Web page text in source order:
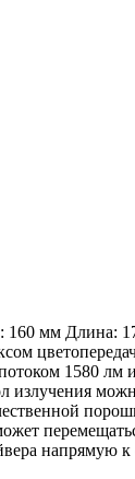
160 мм Длина:
1580 лм
излучения
напрямую к